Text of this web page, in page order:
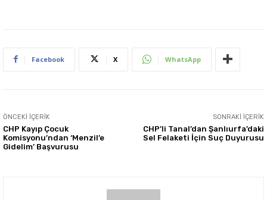
Facebook X WhatsApp
ÖNCEKI İÇERIK
CHP Kayıp Çocuk
Komisyonu’ndan ‘Menzil’e
Gidelim’ Başvurusu
SONRAKI İÇERIK
CHP’li Tanal’dan Şanlıurfa’daki
Sel Felaketi İçin Suç Duyurusu